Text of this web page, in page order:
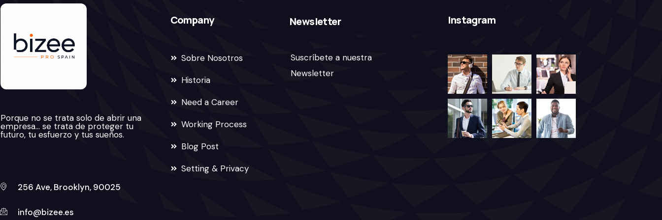
Porque no se trata solo de abrir una
empresa… se trata de proteger tu
futuro, tu esfuerzo y tus sueños.
Company
Sobre Nosotros
Historia
Need a Career
Working Process
Blog Post
Setting & Privacy
Newsletter
Suscríbete a nuestra
Newsletter
Instagram
256 Ave, Brooklyn, 90025
info@bizee.es